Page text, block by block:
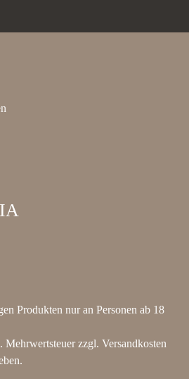
Produkten nur an Personen ab 18
Mehrwertsteuer zzgl. Versandkosten